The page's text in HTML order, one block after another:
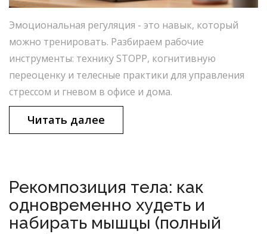
Эмоциональная регуляция - это навык, который
можно тренировать. Разбираем рабочие
инструменты: технику STOPP, когнитивную
переоценку и телесные практики для управления
стрессом и гневом в офисе и дома.
Читать далее
Рекомпозиция тела: как
одновременно худеть и
набирать мышцы (полный